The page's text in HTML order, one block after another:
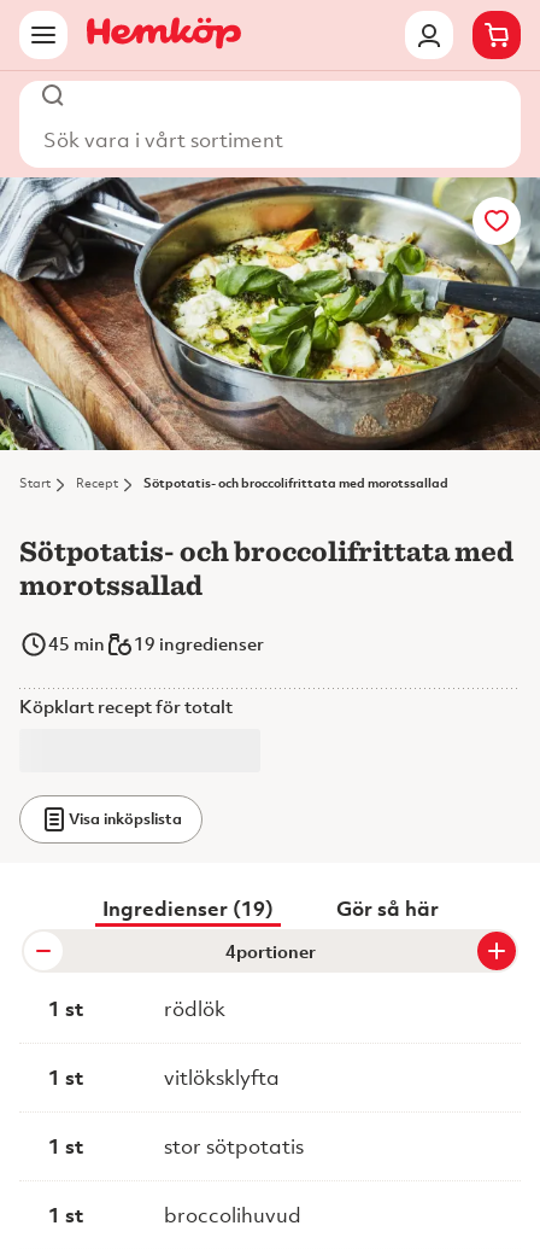
Start Recept Sötpotatis- och broccolifrittata med morotssallad
Sötpotatis- och broccolifrittata med
morotssallad
45 min 19 ingredienser
Köpklart recept för totalt
Visa inköpslista
Ingredienser (19) Gör så här
portioner
1 st rödlök
1 st vitlöksklyfta
1 st stor sötpotatis
1 st broccolihuvud